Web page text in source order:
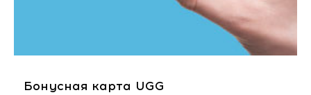
Бонусная карта UGG